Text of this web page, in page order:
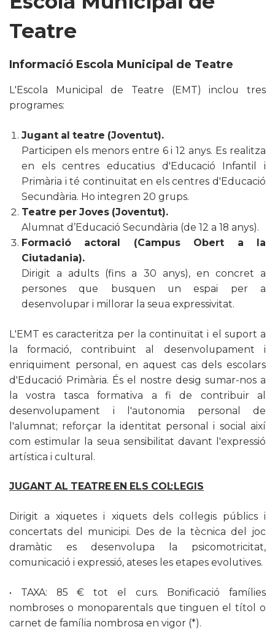
Teatre
Informació Escola Municipal de Teatre
L'Escola Municipal de Teatre (EMT) inclou tres
programes:
Jugant al teatre (Joventut).
Participen els menors entre 6 i 12 anys. Es realitza
en els centres educatius d'Educació Infantil i
Primària i té continuïtat en els centres d'Educació
Secundària. Ho integren 20 grups.
Teatre per Joves (Joventut).
Alumnat d’Educació Secundària (de 12 a 18 anys).
Formació actoral (Campus Obert a la
Ciutadania).
Dirigit a adults (fins a 30 anys), en concret a
persones que busquen un espai per a
desenvolupar i millorar la seua expressivitat.
L'EMT es caracteritza per la continuïtat i el suport a
la formació, contribuint al desenvolupament i
enriquiment personal, en aquest cas dels escolars
d'Educació Primària. És el nostre desig sumar-nos a
la vostra tasca formativa a fi de contribuir al
desenvolupament i l'autonomia personal de
l'alumnat; reforçar la identitat personal i social així
com estimular la seua sensibilitat davant l'expressió
artística i cultural.
JUGANT AL TEATRE EN ELS COL·LEGIS
Dirigit a xiquetes i xiquets dels col·legis públics i
concertats del municipi. Des de la tècnica del joc
dramàtic es desenvolupa la psicomotricitat,
comunicació i expressió, ateses les etapes evolutives.
• TAXA: 85 € tot el curs. Bonificació famílies
nombroses o monoparentals que tinguen el títol o
carnet de família nombrosa en vigor (*).